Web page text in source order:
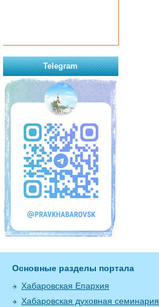
Telegram
Основные разделы портала
Хабаровская Епархия
Хабаровская духовная семинария